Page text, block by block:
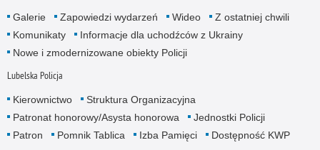
Galerie Zapowiedzi wydarzeń Wideo
Z ostatniej chwili
Komunikaty
Informacje dla uchodźców z Ukrainy
Nowe i zmodernizowane obiekty Policji
Lubelska Policja
Kierownictwo
Struktura Organizacyjna
Patronat honorowy/Asysta honorowa
Jednostki Policji
Patron
Pomnik Tablica Izba Pamięci Dostępność KWP